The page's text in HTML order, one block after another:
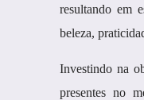
resultando em
beleza,
Investindo na
presentes no